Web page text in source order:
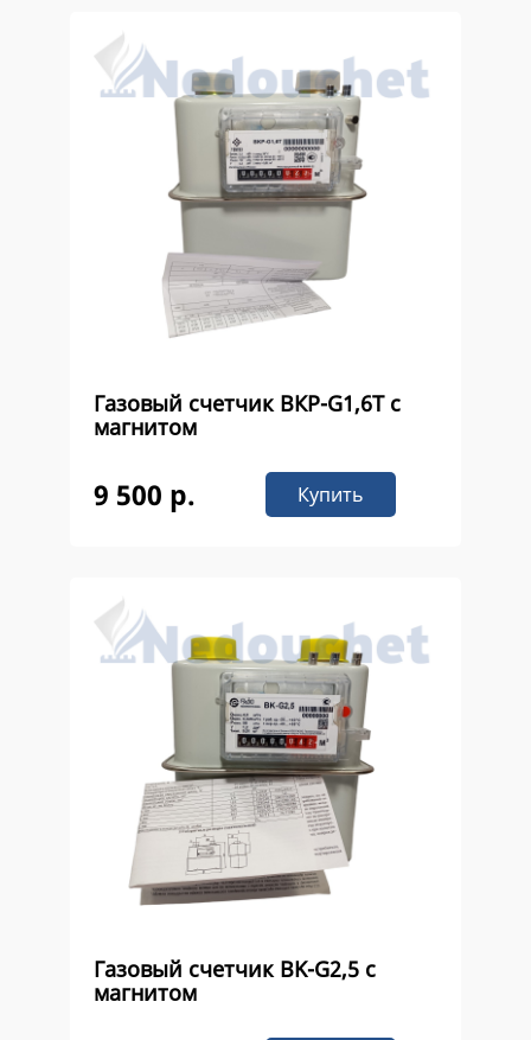
Газовый счетчик ВКР-G1,6Т с
магнитом
9 500 р. Купить
Газовый счетчик ВK-G2,5 с
магнитом